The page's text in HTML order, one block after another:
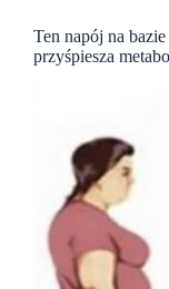
Ten napój na
przyśpiesza